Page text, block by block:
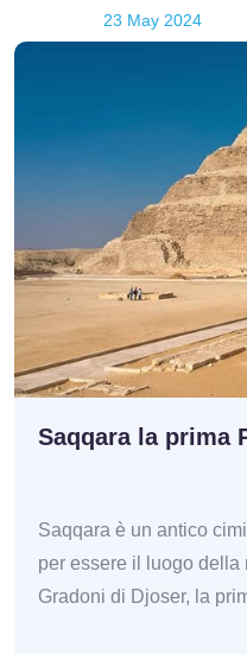
23 May 2024
Saqqara la prima
Saqqara è un antico
per essere il luogo
Gradoni di Djoser, la